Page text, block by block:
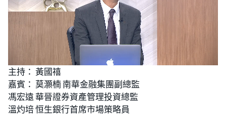
n
m
u
t
e
o
e
d
:
2
.
2
主持： 黃國禧
嘉賓： 莫灝楠 南華金融集團副總監
馮宏遠 華晉證券資產管理投資總監
溫灼培 恒生銀行首席市場策略員